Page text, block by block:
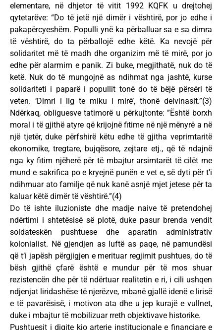
elementare, në dhjetor të vitit 1992 KQFK u drejtohej
qytetarëve: “Do të jetë një dimër i vështirë, por jo edhe i
pakapërcyeshëm. Populli ynë ka përballuar sa e sa dimra
të vështirë, do ta përballojë edhe këtë. Ka nevojë për
solidaritet më të madh dhe organizim më të mirë, por jo
edhe për alarmim e panik. Zi buke, megjithatë, nuk do të
ketë. Nuk do të mungojnë as ndihmat nga jashtë, kurse
solidariteti i paparë i popullit tonë do të bëjë përsëri të
veten. ‘Dimri i lig te miku i mirë’, thonë delvinasit.”(3)
Ndërkaq, obliguesve tatimorë u përkujtonte: ”Është borxh
moral i të gjithë atyre që krijojnë fitime në një mënyrë a në
një tjetër, duke përfshirë këtu edhe të gjitha veprimtaritë
ekonomike, tregtare, bujqësore, zejtare etj., që të ndajnë
nga ky fitim njëherë për të mbajtur arsimtarët të cilët me
mund e sakrifica po e kryejnë punën e vet e, së dyti për t’i
ndihmuar ato familje që nuk kanë asnjë mjet jetese për ta
kaluar këtë dimër të vështirë.”(4)
Do të ishte iluzioniste dhe madje naive të pretendohej
ndërtimi i shtetësisë së plotë, duke pasur brenda vendit
soldateskën pushtuese dhe aparatin administrativ
kolonialist. Në gjendjen as luftë as paqe, në pamundësi
që t’i japësh përgjigjen e merituar regjimit pushtues, do të
bësh gjithë çfarë është e mundur për të mos shuar
rezistencën dhe për të ndërtuar realitetin e ri, i cili ushqen
ndjenjat liridashëse të njerëzve, mbanë gjallë idenë e lirisë
e të pavarësisë, i motivon ata dhe u jep kurajë e vullnet,
duke i mbajtur të mobilizuar rreth objektivave historike.
Pushtuesit i digjte kjo arterie institucionale e financiare e